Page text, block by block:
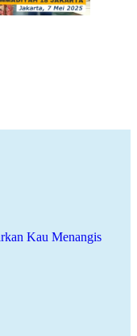
Kau Menangis